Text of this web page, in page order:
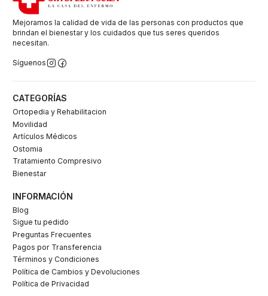
Mejoramos la calidad de vida de las personas con productos que
brindan el bienestar y los cuidados que tus seres queridos
necesitan.
Síguenos
CATEGORÍAS
Ortopedia y Rehabilitacion
Movilidad
Artículos Médicos
Ostomia
Tratamiento Compresivo
Bienestar
INFORMACIÓN
Blog
Sigue tu pedido
Preguntas Frecuentes
Pagos por Transferencia
Términos y Condiciones
Política de Cambios y Devoluciones
Política de Privacidad